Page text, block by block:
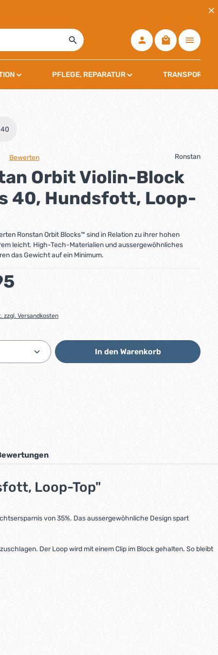
Warenkorb
PFLEGE, REPARATUR TRANSPORT,
Bewerten Ronstan
Orbit Violin-Block
40, Hundsfott, Loop-
Ronstan Orbit Blocks™ sind in Relation zu ihrer hohen
leicht. High-Tech-Materialien und aussergewöhnliches
das Gewicht auf ein Minimum.
zzgl. Versandkosten
Gib den gewünschten Wert ein
In den Warenkorb
Loop-Top"
von 35%. Das aussergewöhnliche Design spart
Der Loop wird mit einem Clip im Block gehalten. So bleibt